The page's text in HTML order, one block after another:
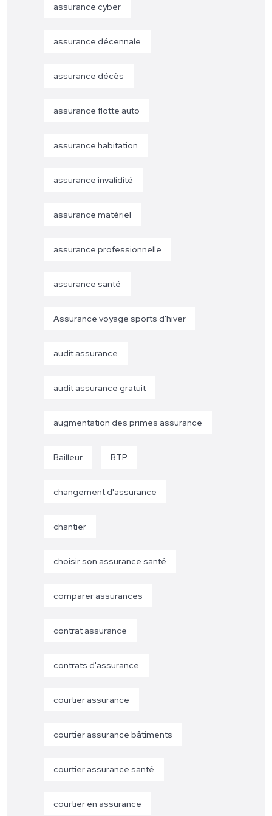
assurance cyber
assurance décennale
assurance décès
assurance flotte auto
assurance habitation
assurance invalidité
assurance matériel
assurance professionnelle
assurance santé
Assurance voyage sports d'hiver
audit assurance
audit assurance gratuit
augmentation des primes assurance
Bailleur BTP
changement d'assurance
chantier
choisir son assurance santé
comparer assurances
contrat assurance
contrats d'assurance
courtier assurance
courtier assurance bâtiments
courtier assurance santé
courtier en assurance